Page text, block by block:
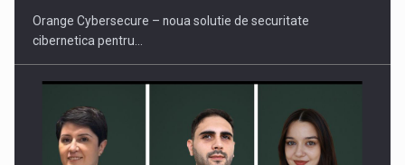
Orange Cybersecure – noua solutie de securitate
cibernetica pentru…